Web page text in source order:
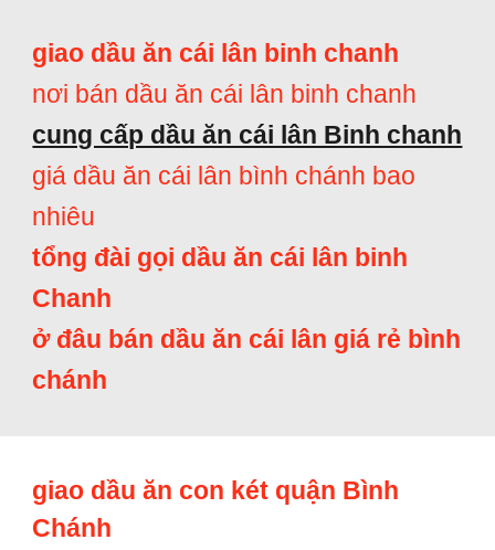
giao dầu ăn cái lân binh chanh
nơi bán dầu ăn cái lân binh chanh
cung cấp dầu ăn cái lân Binh chanh
giá dầu ăn cái lân bình chánh bao
nhiêu
tổng đài gọi dầu ăn cái lân binh
Chanh
ở đâu bán dầu ăn cái lân giá rẻ bình
chánh
giao dầu ăn con két quận Bình
Chánh